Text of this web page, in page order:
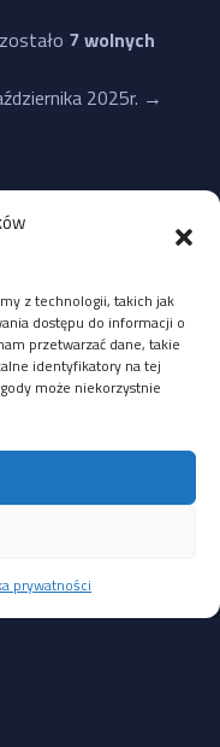
z technologii, takich jak
dostępu do informacji o
przetwarzać dane, takie
identyfikatory na tej
może niekorzystnie
prywatności
7 wolnych
2025r. →
2025r. →
interakcji
w module HikCentral
Wymaga interakcji